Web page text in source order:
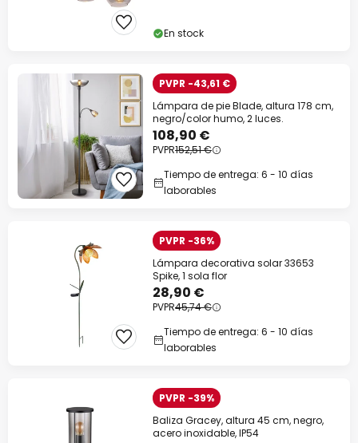
En stock
PVPR -43,61 €
Lámpara de pie Blade, altura 178 cm,
negro/color humo, 2 luces.
108,90 €
PVPR152,51 €
Tiempo de entrega: 6 - 10 días
laborables
PVPR -36%
Lámpara decorativa solar 33653
Spike, 1 sola flor
28,90 €
PVPR45,74 €
Tiempo de entrega: 6 - 10 días
laborables
PVPR -39%
Baliza Gracey, altura 45 cm, negro,
acero inoxidable, IP54